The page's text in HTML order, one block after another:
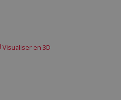
Visualiser en 3D